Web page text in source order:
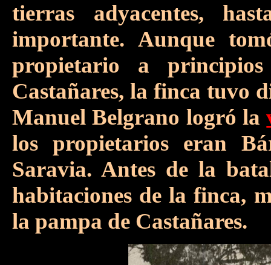
tierras adyacentes,
importante. Aunque
propietario a
Castañares, la finca tuvo
Manuel Belgrano logró la
los propietarios eran
Saravia. Antes de la
habitaciones de la finca,
la pampa de Castañares.